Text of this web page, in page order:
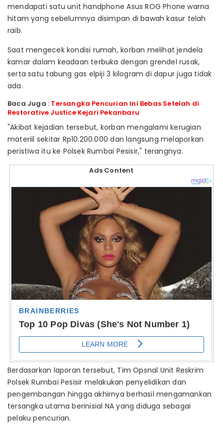
mendapati satu unit handphone Asus ROG Phone warna
hitam yang sebelumnya disimpan di bawah kasur telah
raib.
Saat mengecek kondisi rumah, korban melihat jendela
kamar dalam keadaan terbuka dengan grendel rusak,
serta satu tabung gas elpiji 3 kilogram di dapur juga tidak
ada.
Baca Juga : Tersangka Pencurian Ini Bebas Setelah di
Restorative Justice Kejari Pekanbaru
"Akibat kejadian tersebut, korban mengalami kerugian
materiil sekitar Rp10.200.000 dan langsung melaporkan
peristiwa itu ke Polsek Rumbai Pesisir," terangnya.
Ads Content
Berdasarkan laporan tersebut, Tim Opsnal Unit Reskrim
Polsek Rumbai Pesisir melakukan penyelidikan dan
pengembangan hingga akhirnya berhasil mengamankan
tersangka utama berinisial NA yang diduga sebagai
pelaku pencurian.